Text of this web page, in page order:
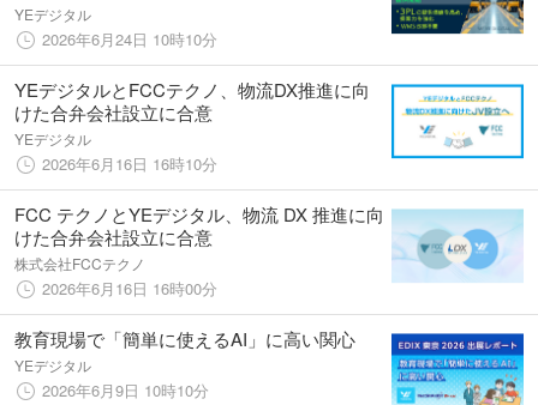
YEデジタル
2026年6月24日 10時10分
YEデジタルとFCCテクノ、物流DX推進に向
けた合弁会社設立に合意
YEデジタル
2026年6月16日 16時10分
FCC テクノとYEデジタル、物流 DX 推進に向
けた合弁会社設立に合意
株式会社FCCテクノ
2026年6月16日 16時00分
教育現場で「簡単に使えるAI」に高い関心
YEデジタル
2026年6月9日 10時10分